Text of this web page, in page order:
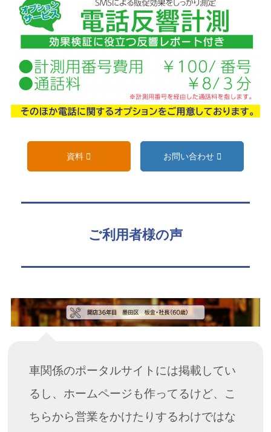
資料 お問い合わせ
ご利用者様の声
車関係のポータルサイトには掲載してい
るし、ホームページも作ってるけど、こ
ちらから営業をかけたりするわけではな